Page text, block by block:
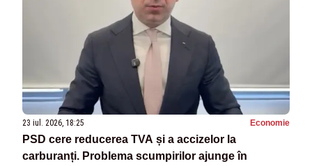
23 iul. 2026, 18:25 Economie
PSD cere reducerea TVA și a accizelor la
carburanți. Problema scumpirilor ajunge în